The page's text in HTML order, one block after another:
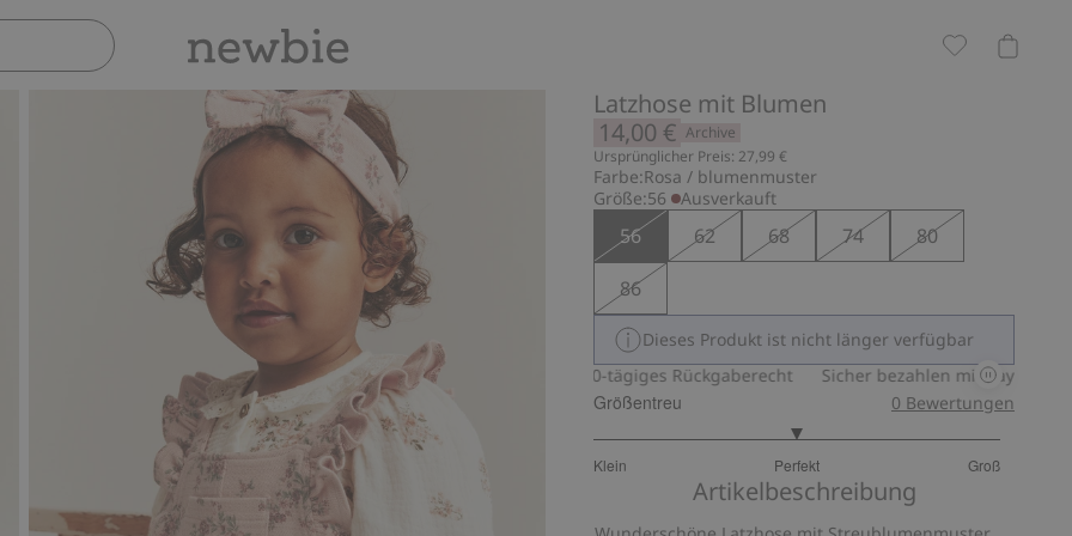
Latzhose mit Blumen
14,00 € Archive
Ursprünglicher Preis: 27,99 €
Farbe:Rosa / blumenmuster
Größe:56 Ausverkauft
56 62 68 74
80
86
Dieses Produkt ist nicht länger verfügbar
Sicher bezahlen mit PayPal & Apple Pay
30-tägiges Rückgaberecht Sicher bezahlen mit PayPal &
Größentreu
Klein Perfekt Groß
von
0 Bewertungen
Artikelbeschreibung